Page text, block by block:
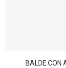
BALDE CON